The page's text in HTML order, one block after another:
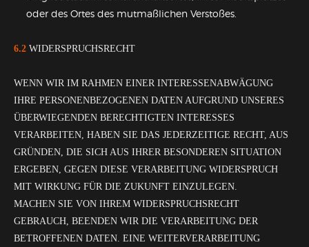
oder des Ortes des mutmaßlichen Verstoßes.
6.2WIDERSPRUCHSRECHT
WENN WIR IM RAHMEN EINER INTERESSENABWÄGUNG
IHRE PERSONENBEZOGENEN DATEN AUFGRUND UNSERES
ÜBERWIEGENDEN BERECHTIGTEN INTERESSES
VERARBEITEN, HABEN SIE DAS JEDERZEITIGE RECHT, AUS
GRÜNDEN, DIE SICH AUS IHRER BESONDEREN SITUATION
ERGEBEN, GEGEN DIESE VERARBEITUNG WIDERSPRUCH
MIT WIRKUNG FÜR DIE ZUKUNFT EINZULEGEN.
MACHEN SIE VON IHREM WIDERSPRUCHSRECHT
GEBRAUCH, BEENDEN WIR DIE VERARBEITUNG DER
BETROFFENEN DATEN. EINE WEITERVERARBEITUNG